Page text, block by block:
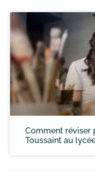
Comment réviser
Toussaint au